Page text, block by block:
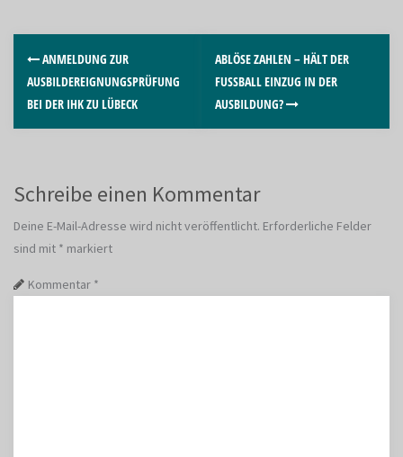
ANMELDUNG ZUR
AUSBILDEREIGNUNGSPRÜFUNG
BEI DER IHK ZU LÜBECK
ABLÖSE ZAHLEN – HÄLT DER
FUSSBALL EINZUG IN DER A
USBILDUNG?
Schreibe einen Kommentar
Deine E-Mail-Adresse wird nicht veröffentlicht. Erforderliche Felder
sind mit * markiert
Kommentar *